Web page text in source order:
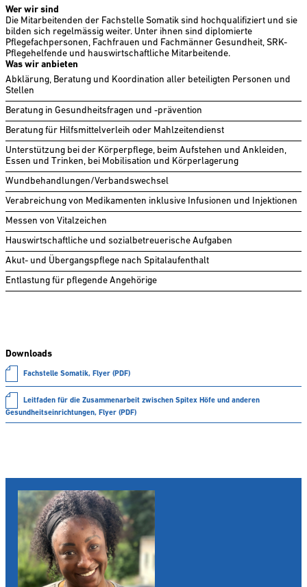
Wer wir sind
Die Mitarbeitenden der Fachstelle ­Somatik sind hochqualifiziert und sie
bilden sich regel­­mässig weiter. Unter ihnen sind diplomierte
Pflegefachper­sonen, Fachfrauen und Fachmänner Gesundheit, SRK-
Pflegehelfende und hauswirtschaftliche Mitarbeitende.
Was wir anbieten
Abklärung, Beratung und Koordination aller beteiligten Personen und
Stellen
Beratung in Gesundheitsfragen und -prävention
Beratung für Hilfsmittelverleih oder Mahlzeitendienst
Unterstützung bei der Körperpflege, beim Aufstehen und Ankleiden,
Essen und Trinken, bei Mobilisation und Körper­lagerung
Wundbehandlungen/Verbandswechsel
Verabreichung von Medikamenten inklusive Infusionen und Injektionen
Messen von Vitalzeichen
Hauswirtschaftliche und sozialbetreuerische Aufgaben
Akut- und Übergangspflege nach Spitalaufenthalt
Entlastung für pflegende Angehörige
Downloads
Fachstelle Somatik, Flyer (PDF)
Leitfaden für die Zusammenarbeit zwischen Spitex Höfe und anderen
Gesundheitseinrichtungen, Flyer (PDF)